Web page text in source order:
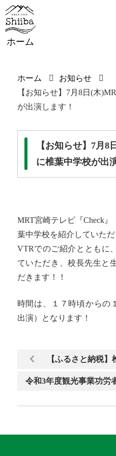
ホーム
ホーム
お知らせ
【お知らせ】7月8日(木
が出演します！
【お知らせ】7月
に椎葉中学校が出
MRT宮崎テレビ『Check
葉中学校を紹介していただ
VTRでのご紹介とともに
ていただき、校長先生と
だきます！！
時間は、１７時頃からの
出演）となります！
【ふるさと納税
令和3年度観光事業功労